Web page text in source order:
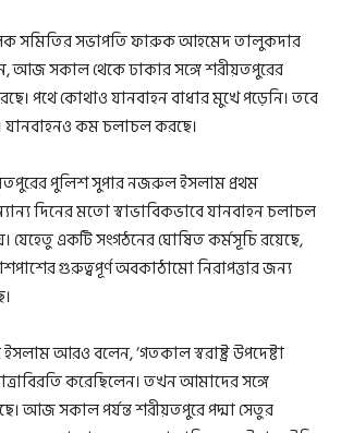
সমিতির সভাপতি ফারুক আহমেদ তালুকদার
আজ সকাল থেকে ঢাকার সঙ্গে শরীয়তপুরের
পথে কোথাও যানবাহন বাধার মুখে পড়েনি। তবে
যানবাহনও কম চলাচল করছে।
পুলিশ সুপার নজরুল ইসলাম প্রথম
দিনের মতো স্বাভাবিকভাবে যানবাহন চলাচল
যেহেতু একটি সংগঠনের ঘোষিত কর্মসূচি রয়েছে,
গুরুত্বপূর্ণ অবকাঠামো নিরাপত্তার জন্য
আরও বলেন, ‘গতকাল স্বরাষ্ট্র উপদেষ্টা
করেছিলেন। তখন আমাদের সঙ্গে
আজ সকাল পর্যন্ত শরীয়তপুরে পদ্মা সেতুর